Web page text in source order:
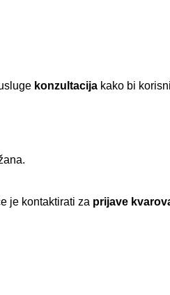
konzultacija kako bi
je kontaktirati za prijave